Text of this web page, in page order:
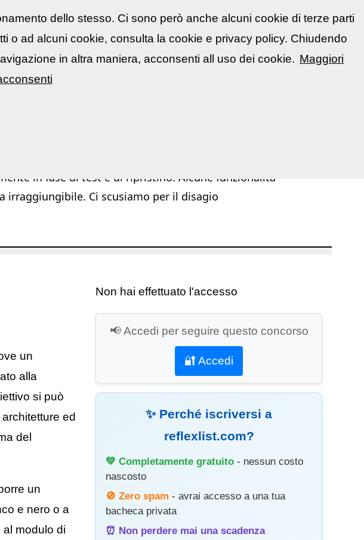
▼ Contatti 🇮🇹 Italiano
in fase di test e di ripristino. Alcune funzionalità
irraggiungibile. Ci scusiamo per il disagio
un
alla
si può
ed
del
un
e nero o a
modulo di
Non hai effettuato l'accesso
📢 Accedi per seguire questo concorso
🔐 Accedi
✨ Perché iscriversi a
reflexlist.com?
💚 Completamente gratuito - nessun costo
nascosto
🚫 Zero spam - avrai accesso a una tua
bacheca privata
⏰ Non perdere mai una scadenza
dello stesso. Ci sono però anche alcuni cookie di terze parti
o ad alcuni cookie, consulta la cookie e privacy policy. Chiudendo
in altra maniera, acconsenti all uso dei cookie. Maggiori